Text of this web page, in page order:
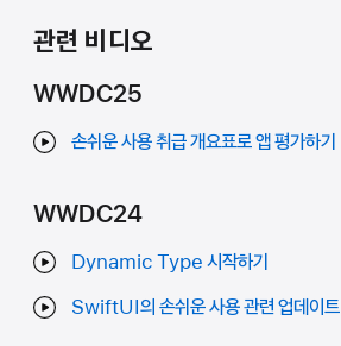
관련 비디오
WWDC25
손쉬운 사용 취급 개요표로 앱 평가하기
WWDC24
Dynamic Type 시작하기
SwiftUI의 손쉬운 사용 관련 업데이트